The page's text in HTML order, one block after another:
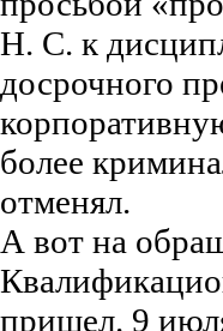
Н. С. к
досрочного
более
отменял.
А вот на
пришел. 9